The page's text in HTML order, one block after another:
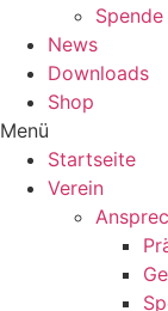
Spende
News
Downloads
Shop
Menü
Startseite
Verein